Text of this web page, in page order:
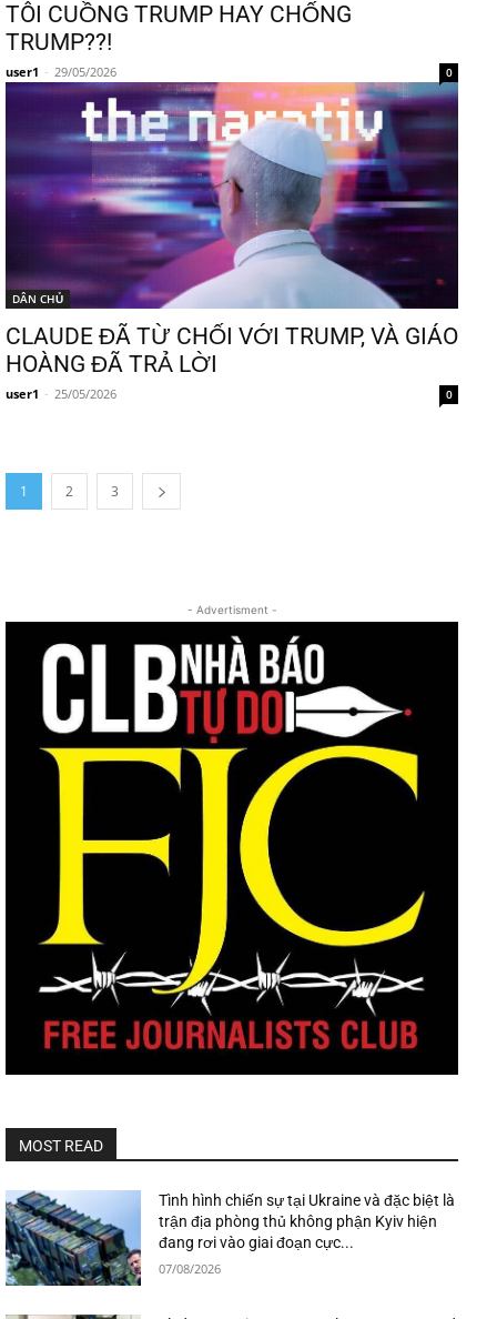
TÔI CUỒNG TRUMP HAY CHỐNG
TRUMP??!
user1 - 29/05/2026 0
DÂN CHỦ
CLAUDE ĐÃ TỪ CHỐI VỚI TRUMP, VÀ GIÁO
HOÀNG ĐÃ TRẢ LỜI
user1 - 25/05/2026 0
1 2 3
- Advertisment -
MOST READ
Tình hình chiến sự tại Ukraine và đặc biệt là
trận địa phòng thủ không phận Kyiv hiện
đang rơi vào giai đoạn cực...
07/08/2026